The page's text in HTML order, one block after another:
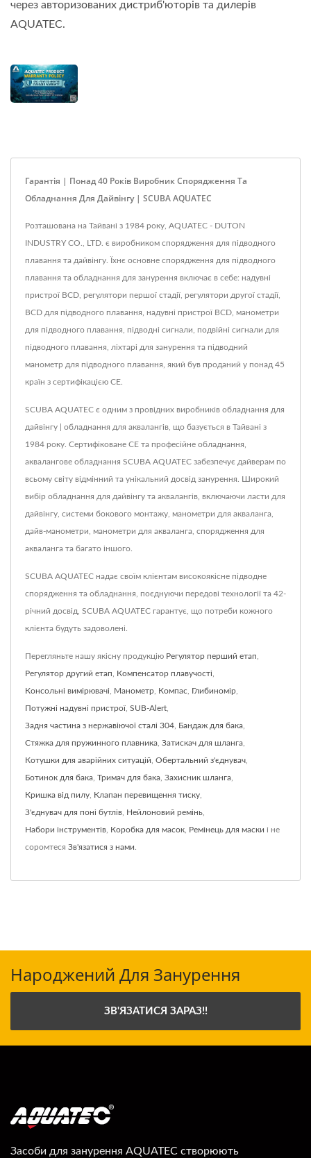
через авторизованих дистриб'юторів та дилерів
AQUATEC.
Гарантія | Понад 40 Років Виробник Спорядження Та
Обладнання Для Дайвінгу | SCUBA AQUATEC
Розташована на Тайвані з 1984 року, AQUATEC - DUTON
INDUSTRY CO., LTD. є виробником спорядження для підводного
плавання та дайвінгу. Їхнє основне спорядження для підводного
плавання та обладнання для занурення включає в себе: надувні
пристрої BCD, регулятори першої стадії, регулятори другої стадії,
BCD для підводного плавання, надувні пристрої BCD, манометри
для підводного плавання, підводні сигнали, подвійні сигнали для
підводного плавання, ліхтарі для занурення та підводний
манометр для підводного плавання, який був проданий у понад 45
країн з сертифікацією CE.
SCUBA AQUATEC є одним з провідних виробників обладнання для
дайвінгу | обладнання для аквалангів, що базується в Тайвані з
1984 року. Сертифіковане CE та професійне обладнання,
аквалангове обладнання SCUBA AQUATEC забезпечує дайверам по
всьому світу відмінний та унікальний досвід занурення. Широкий
вибір обладнання для дайвінгу та аквалангів, включаючи ласти для
дайвінгу, системи бокового монтажу, манометри для акваланга,
дайв-манометри, манометри для акваланга, спорядження для
акваланга та багато іншого.
SCUBA AQUATEC надає своїм клієнтам високоякісне підводне
спорядження та обладнання, поєднуючи передові технології та 42-
річний досвід, SCUBA AQUATEC гарантує, що потреби кожного
клієнта будуть задоволені.
Перегляньте нашу якісну продукцію Регулятор перший етап
Регулятор другий етап Компенсатор плавучості
Консольні вимірювачі Манометр Компас Глибиномір
Потужні надувні пристрої SUB-Alert
Задня частина з нержавіючої сталі 304 Бандаж для бака
Стяжка для пружинного плавника Затискач для шланга
Котушки для аварійних ситуацій Обертальний з'єднувач
Ботинок для бака Тримач для бака Захисник шланга
Кришка від пилу Клапан перевищення тиску
З'єднувач для поні бутлів Нейлоновий ремінь
Набори інструментів Коробка для масок Ремінець для маски і не
соромтеся Зв'язатися з нами
Народжений Для Занурення
ЗВ'ЯЗАТИСЯ ЗАРАЗ!!
Засоби для занурення AQUATEC створюють